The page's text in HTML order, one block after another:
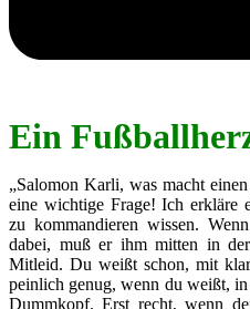
Ein
„Salomon Karli, was macht
eine wichtige Frage! Ich erkläre
zu kommandieren wissen.
dabei, muß er ihm mitten in
Mitleid. Du weißt schon, mit
peinlich genug, wenn du weißt,
Dummkopf. Erst recht, wenn